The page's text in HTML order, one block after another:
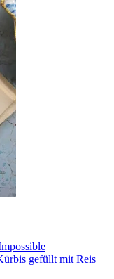
gefüllt mit Reis